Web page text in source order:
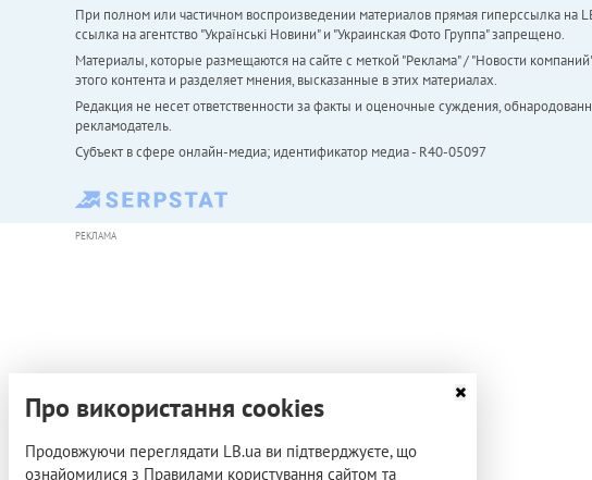
При полном или частичном воспроизведении материалов прямая гиперссылка на
ссылка на агентство "Українськi Новини" и "Украинская Фото Группа" запрещено.
Материалы, которые размещаются на сайте с меткой "Реклама" / "Новости
этого контента и разделяет мнения, высказанные в этих материалах.
Редакция не несет ответственности за факты и оценочные суждения,
рекламодатель.
Субъект в сфере онлайн-медиа; идентификатор медиа - R40-05097
РЕКЛАМА
Про використання cookies
Продовжуючи переглядати LB.ua ви підтверджуєте, що
ознайомилися з Правилами користування сайтом та